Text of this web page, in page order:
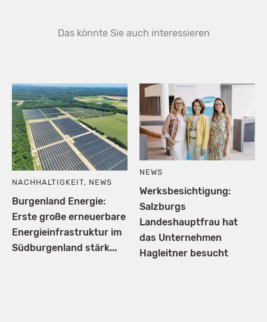
Das könnte Sie auch interessieren
NACHHALTIGKEIT, NEWS
Burgenland Energie:
Erste große erneuerbare
Energieinfrastruktur im
Südburgenland stärk...
NEWS
Werksbesichtigung:
Salzburgs
Landeshauptfrau hat
das Unternehmen
Hagleitner besucht